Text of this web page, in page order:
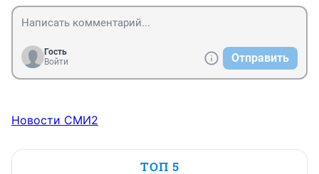
Гость
Войти
Отправить
Новости СМИ2
ТОП 5